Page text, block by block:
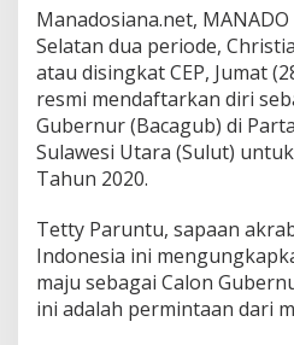
k
a
n
D
i
r
i
p
a
t
i
T
Manadosiana.net,
Selatan dua periode,
atau disingkat CEP, Jumat
resmi mendaftarkan diri
Gubernur (Bacagub) di
Sulawesi Utara (Sulut)
Tahun 2020.
Tetty Paruntu, sapaan
Indonesia ini
maju sebagai Calon
ini adalah permintaan dari